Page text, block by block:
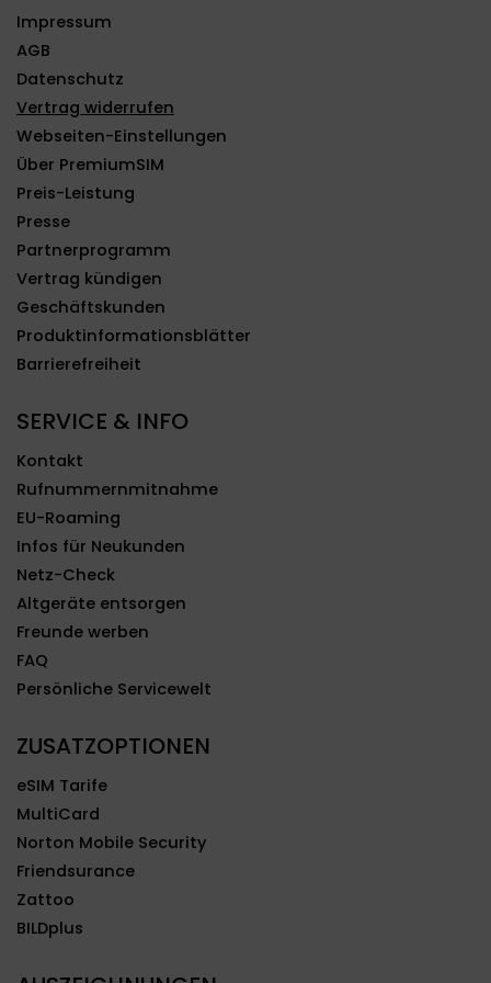
Impressum
AGB
Datenschutz
Vertrag widerrufen
Webseiten-Einstellungen
Über PremiumSIM
Preis-Leistung
Presse
Partnerprogramm
Vertrag kündigen
Geschäftskunden
Produktinformationsblätter
Barrierefreiheit
SERVICE & INFO
Kontakt
Rufnummernmitnahme
EU-Roaming
Infos für Neukunden
Netz-Check
Altgeräte entsorgen
Freunde werben
FAQ
Persönliche Servicewelt
ZUSATZOPTIONEN
eSIM Tarife
MultiCard
Norton Mobile Security
Friendsurance
Zattoo
BILDplus